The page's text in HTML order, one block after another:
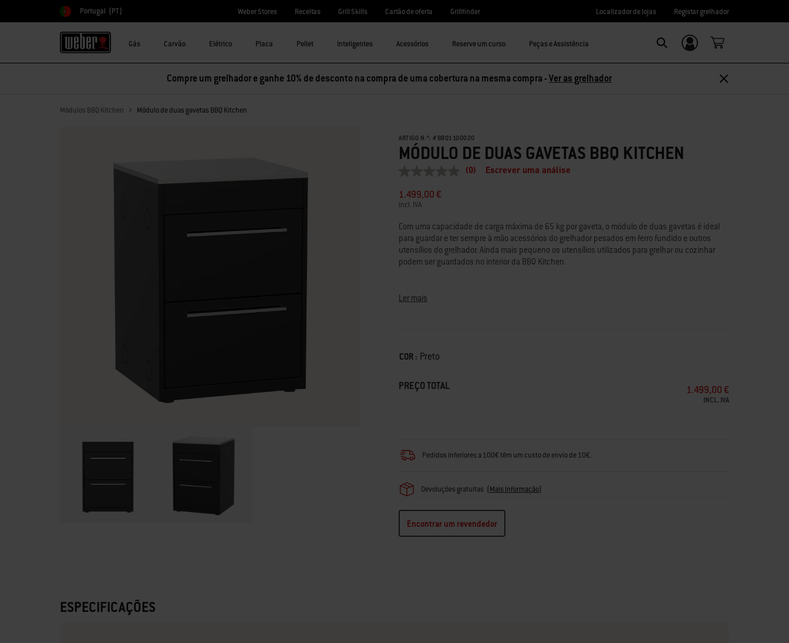
Escolher país
Portugal (PT) Weber Stores Receitas Grill Skills Cartão de oferta Grillfinder Localizador de lojas Registar grelhador
Gás Carvão Elétrico Placa Pellet Inteligentes Acessórios Reserve um curso Peças e Assistência Login/Registo
Compre um grelhador e ganhe 10% de desconto na compra de uma cobertura na mesma compra -Ver as grelhador
Módulos BBQ Kitchen Módulo de duas gavetas BBQ Kitchen
ARTIGO N.º: # BBQ1100020
MÓDULO DE DUAS GAVETAS BBQ KITCHEN
de
classificação
para
a
mesma
página.
(0) Escrever uma análise
1.499,00 €
incl. IVA
Com uma capacidade de carga máxima de 65 kg por gaveta, o módulo de duas gavetas é ideal
para guardar e ter sempre à mão acessórios do grelhador pesados em ferro fundido e outros
utensílios do grelhador. Ainda mais pequeno os utensílios utilizados para grelhar ou cozinhar
podem ser guardados no interior da BBQ Kitchen.
Dimensões: 640 (L) x 611 (P) mm
Ler mais
Color
COR : Preto
PREÇO TOTAL 1.499,00 €
INCL. IVA
Pedidos inferiores a 100€ têm um custo de envio de 10€.
Devoluções gratuitas (Mais informação)
Encontrar um revendedor
ESPECIFICAÇÕES